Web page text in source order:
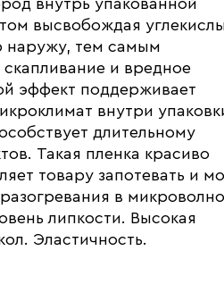
внутрь упакованной
высвобождая
наружу, тем самым
и вредное
эффект поддерживает
внутри
длительному
Такая пленка красиво
товару запотевать и
в
липкости. Высокая
Эластичность.